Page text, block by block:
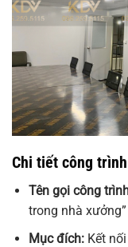
Chi tiết công
Tên gọi công
trong nhà xưởng”
Mục đích:Kết nối